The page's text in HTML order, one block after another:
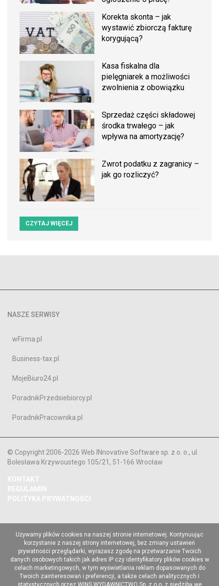
Korekta skonta – jak
wystawić zbiorczą fakturę
korygującą?
Kasa fiskalna dla
pielęgniarek a możliwości
zwolnienia z obowiązku
Sprzedaż części składowej
środka trwałego – jak
wpływa na amortyzację?
Zwrot podatku z zagranicy –
jak go rozliczyć?
CZYTAJ WIĘCEJ
NASZE SERWISY
wFirma.pl
Business-tax.pl
MojeBiuro24.pl
PoradnikPrzedsiebiorcy.pl
PoradnikPracownika.pl
© Copyright 2006-2026 Web INnovative Software sp. z o. o., ul.
Bolesława Krzywoustego 105/21, 51-166 Wrocław
KONTAKT
REGULAMIN
POLITYKA PRYWATNOŚCI
Używamy plików cookies na naszej stronie internetowej. Kontynuując
korzystanie z naszej strony internetowej, bez zmiany ustawień
prywatności przeglądarki, wyrażasz zgodę na przetwarzanie Twoich
danych osobowych takich jak adres IP czy identyfikatory plików cookies w
celach marketingowych, w tym wyświetlania reklam dopasowanych do
Twoich zainteresowań i preferencji, a także celach analitycznych i
statystycznych przez WINS WYDAWNICTWO Sp. z o.o. z siedzibą we